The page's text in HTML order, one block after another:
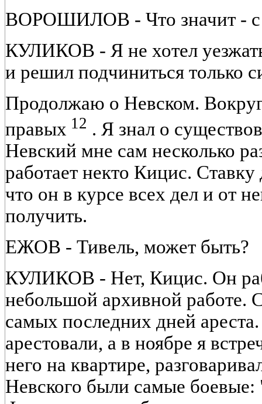
ВОРОШИЛОВ - Что значит - с
КУЛИКОВ - Я не хотел
и решил подчиниться только
Продолжаю о Невском.
правых 12 . Я знал о
Невский мне сам несколько
работает некто Кицис.
что он в курсе всех дел и от
получить.
ЕЖОВ - Тивель, может быть?
КУЛИКОВ - Нет, Кицис. Он
небольшой архивной работе.
самых последних дней
арестовали, а в ноябре я
него на квартире,
Невского были самые